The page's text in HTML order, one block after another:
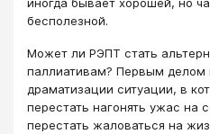
бесполезной.
Может ли РЭПТ стать
паллиативам? Первым делом
драматизации ситуации, в
перестать нагонять ужас на
перестать жаловаться на